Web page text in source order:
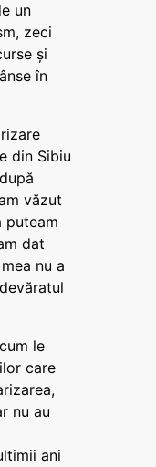
un
zeci
și
în
din Sibiu
văzut
puteam
dat
nu a
le
care
nu au
ani